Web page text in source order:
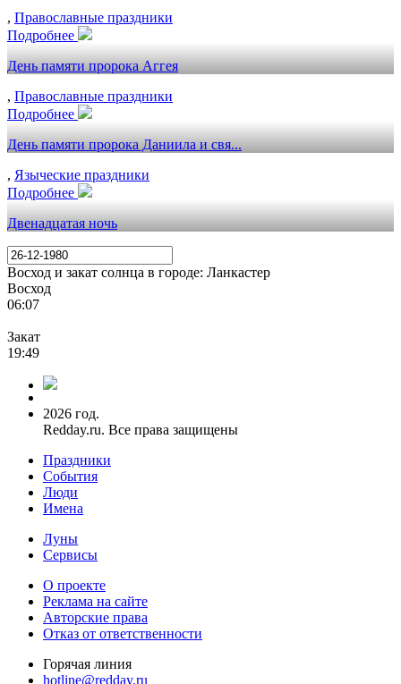
, Православные праздники
Подробнее
День памяти пророка Аггея
, Православные праздники
Подробнее
День памяти пророка Даниила и свя...
, Языческие праздники
Подробнее
Двенадцатая ночь
Восход и закат солнца в городе: Ланкастер
Восход
06:07
Закат
19:49
2026 год.
Redday.ru. Все права защищены
Праздники
События
Люди
Имена
Луны
Сервисы
О проекте
Реклама на сайте
Авторские права
Отказ от ответственности
Горячая линия
hotline@redday.ru